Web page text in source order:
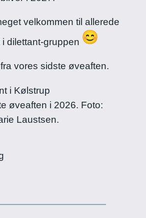
velkommen til allerede
dilettant-gruppen
vores sidste øveaften.
øveaften i 2026. Foto:
Laustsen.